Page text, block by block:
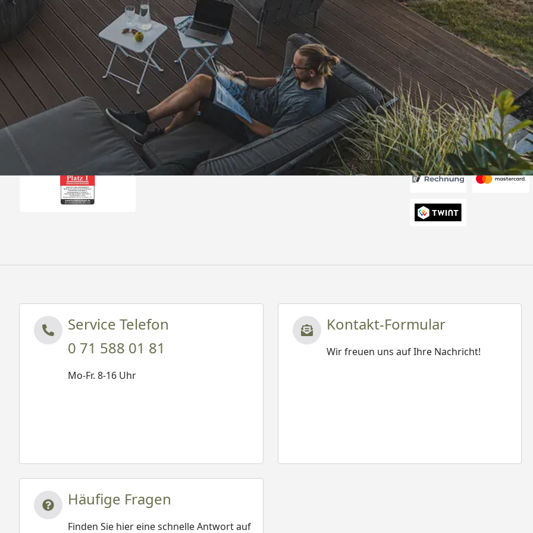
Trusted Shops
4,81/ 5
25.985 Bewertungen
„Von der Beschreigung über die
Bedtellung bis zur Lieferung alles
top. “
08.08.2026
Versand
Auszeichnungen Akzeptierte
Service Telefon
0 71 588 01 81
Mo-Fr. 8-16 Uhr
Kontakt-Formular
Wir freuen uns auf Ihre Nachricht!
Häufige Fragen
Finden Sie hier eine schnelle Antwort auf